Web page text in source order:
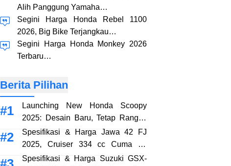
Alih Panggung Yamaha…
Segini Harga Honda Rebel 1100
2026, Big Bike Terjangkau…
Segini Harga Honda Monkey 2026
Terbaru…
Berita Pilihan
Launching New Honda Scoopy
2025: Desain Baru, Tetap Rangka
eSAF…!!
Spesifikasi & Harga Jawa 42 FJ
2025, Cruiser 334 cc Cuma 38
Jutaan…!!
Spesifikasi & Harga Suzuki GSX-